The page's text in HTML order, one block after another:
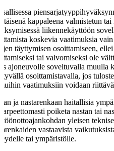
kappaleena valmistetun
liikennekäyttöön
koskevia vaatimuksia
täyttymisen osoittamiseen,
tai valvomiseksi ole
ajoneuvolle soveltuvalla muulla
osoittamistavalla, jos
vaatimuksiin voidaan
ja nastarenkaan haitallisia
tarpeettomasti poiketa nastan tai
yleisen
vastaavista
tai ympäristölle.